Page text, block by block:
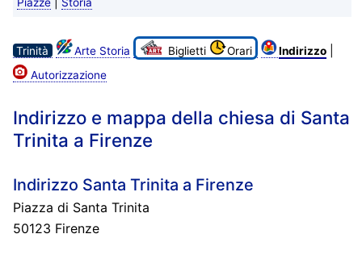
Trinità Arte Storia Biglietti Orari Indirizzo|
Autorizzazione
Indirizzo e mappa della chiesa di Santa
Trinita a Firenze
Indirizzo Santa Trinita a Firenze
Piazza di Santa Trinita
50123 Firenze